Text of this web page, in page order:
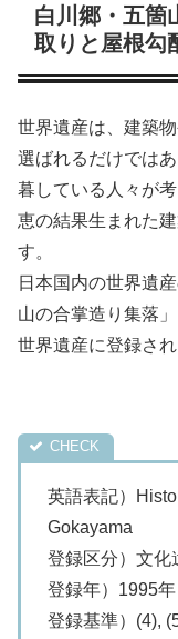
白川郷・五箇
取りと屋根勾
世界遺産は、建築
選ばれるだけではあ
暮している人々が
恵の結果生まれた
す。
日本国内の世界遺
山の合掌造り集落
世界遺産に登録さ
英語表記）
Gokayama
登録区分）文化
登録年）1995年
登録基準）(4),